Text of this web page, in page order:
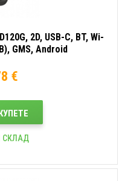
2D, USB-C, BT, Wi-
GMS, Android
€
СКЛАД